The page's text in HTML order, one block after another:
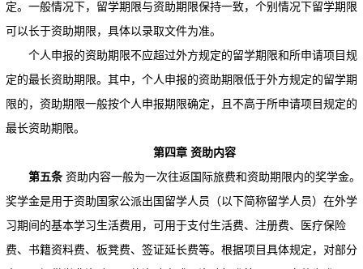
定。一般情况下，留学期限与资助期限保持一致，个别情况下留学期限
可以长于资助期限，具体以录取文件为准。
个人申报的资助期限不应超过外方规定的留学期限和所申请项目规
定的最长资助期限。其中，个人申报的资助期限低于外方规定的留学期
限的，资助期限一般按个人申报期限确定，且不高于所申请项目规定的
最长资助期限。
第四章 资助内容
第五条资助内容一般为一次往返国际旅费和资助期限内的奖学金。
奖学金是用于资助国家公派出国留学人员（以下简称留学人员）在外学
习期间的基本学习生活费用，可用于支付生活费、注册费、医疗保险
费、书籍资料费、板凳费、签证延长费等。根据项目具体规定，对部分